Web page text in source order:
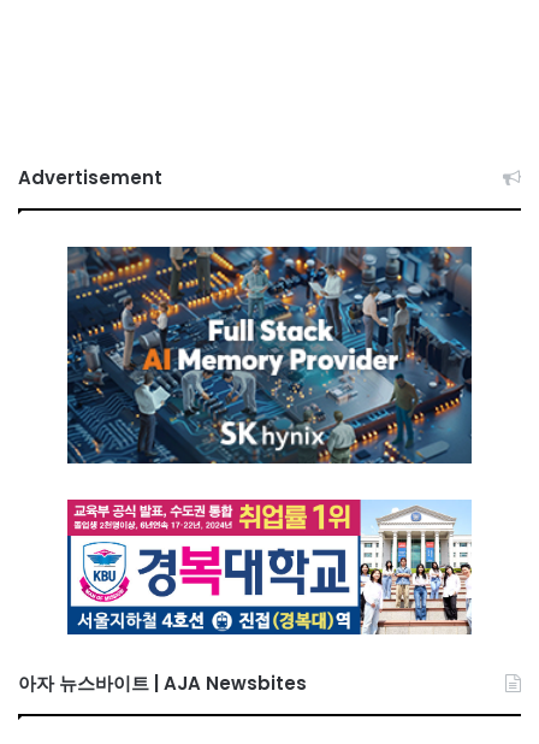
Advertisement
아자 뉴스바이트 | AJA Newsbites